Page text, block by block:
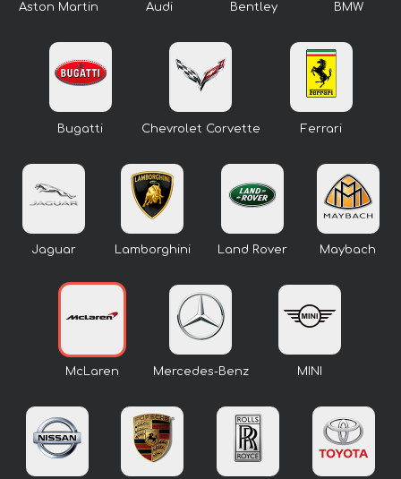
Aston Martin Audi Bentley BMW
Bugatti Chevrolet Corvette Ferrari
Jaguar Lamborghini Land Rover Maybach
McLaren Mercedes-Benz MINI